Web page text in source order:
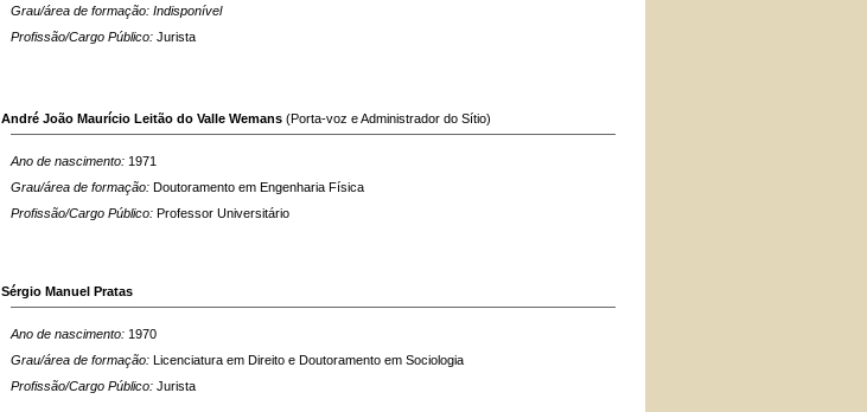
Grau/área de formação: Indisponível
Profissão/Cargo Público: Jurista
André João Maurício Leitão do Valle Wemans (Porta-voz e Administrador do Sítio)
Ano de nascimento: 1971
Grau/área de formação: Doutoramento em Engenharia Física
Profissão/Cargo Público: Professor Universitário
Sérgio Manuel Pratas
Ano de nascimento: 1970
Grau/área de formação: Licenciatura em Direito e Doutoramento em Sociologia
Profissão/Cargo Público: Jurista